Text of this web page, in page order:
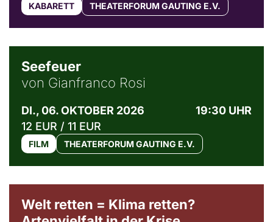
KABARETT THEATERFORUM GAUTING E.V.
Seefeuer
von Gianfranco Rosi
DI., 06. OKTOBER 2026
19:30 UHR
12 EUR / 11 EUR
FILM THEATERFORUM GAUTING E.V.
Welt retten = Klima retten?